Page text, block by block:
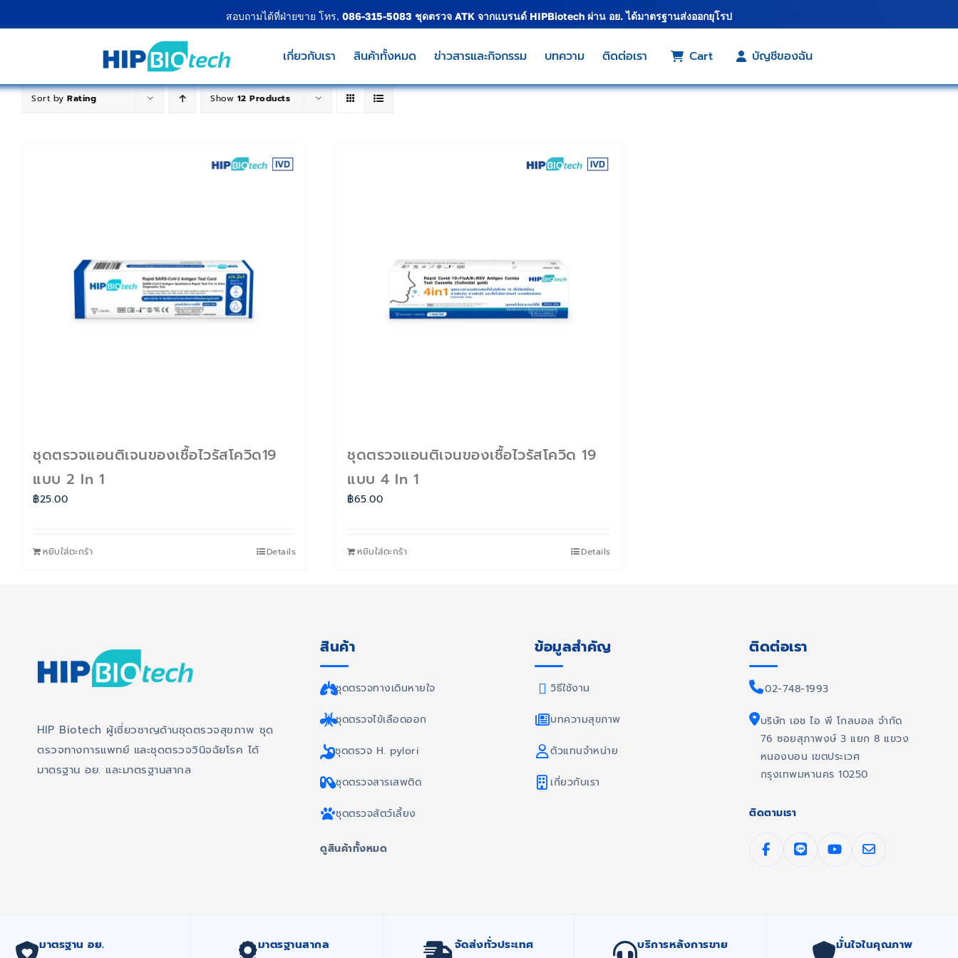
สอบถามได้ที่ฝ่ายขาย โทร. 086-315-5083 ชุดตรวจ ATK จากแบรนด์ HIPBiotech ผ่าน อย. ได้มาตรฐานส่งออกยุโรป
เกี่ยวกับเรา สินค้าทั้งหมด ข่าวสารและกิจกรรม บทความ ติดต่อเรา Cart บัญชีของฉัน
Sort by Rating Show 12 Products
ชุดตรวจแอนติเจนของเชื้อไวรัสโควิด19
แบบ 2 In 1
฿25.00
หยิบใส่ตะกร้า Details
ชุดตรวจแอนติเจนของเชื้อไวรัสโควิด 19
แบบ 4 In 1
฿65.00
หยิบใส่ตะกร้า Details
HIP Biotech ผู้เชี่ยวชาญด้านชุดตรวจสุขภาพ ชุด
ตรวจทางการแพทย์ และชุดตรวจวินิจฉัยโรค ได้
มาตรฐาน อย. และมาตรฐานสากล
สินค้า
ชุดตรวจทางเดินหายใจ
ชุดตรวจไข้เลือดออก
ชุดตรวจ H. pylori
ชุดตรวจสารเสพติด
ชุดตรวจสัตว์เลี้ยง
ดูสินค้าทั้งหมด
ข้อมูลสำคัญ
วิธีใช้งาน
บทความสุขภาพ
ตัวแทนจำหน่าย
เกี่ยวกับเรา
ติดต่อเรา
02-748-1993
บริษัท เอช ไอ พี โกลบอล จำกัด
76 ซอยสุภาพงษ์ 3 แยก 8 แขวง
หนองบอน เขตประเวศ
กรุงเทพมหานคร 10250
ติดตามเรา
มาตรฐาน อย. มาตรฐานสากล จัดส่งทั่วประเทศ บริการหลังการขาย มั่นใจในคุณภาพ